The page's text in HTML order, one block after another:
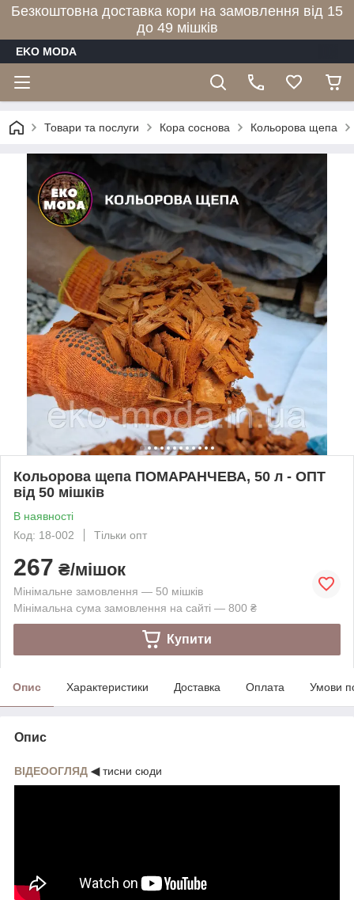
Безкоштовна доставка кори на замовлення від 15
до 49 мішків
EKO MODA
Товари та послуги Кора соснова Кольорова щепа
Кольорова щепа ПОМАРАНЧЕВА, 50 л - ОПТ
від 50 мішків
В наявності
Код: 18-002
Тільки опт
267 ₴/мішок
Мінімальне замовлення — 50 мішків
Мінімальна сума замовлення на сайті — 800 ₴
Купити
Опис Характеристики Доставка Оплата Умови
Опис
ВІДЕООГЛЯД ◀тисни сюди